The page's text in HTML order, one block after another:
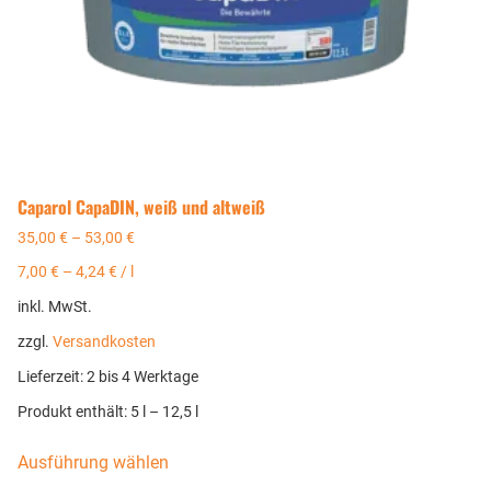
Caparol CapaDIN, weiß und altweiß
35,00 € – 53,00 €
7,00 € – 4,24€/
inkl. MwSt.
zzgl. Versandkosten
Lieferzeit:2 bis 4 Werktage
Produkt enthält: 5 – 12,5
Ausführung wählen